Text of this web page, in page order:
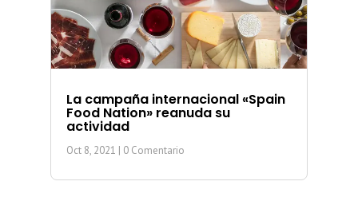
La campaña internacional «Spain
Food Nation» reanuda su
actividad
Oct 8, 2021 | 0 Comentario